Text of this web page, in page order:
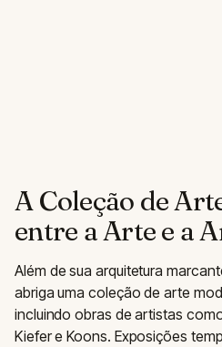
A Coleção de
entre a Arte e a
Além de sua arquitetura
abriga uma coleção de arte
incluindo obras de artistas
Kiefer e Koons. Exposições